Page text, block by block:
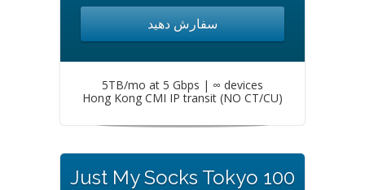
سفارش دهید
5TB/mo at 5 Gbps | ∞ devices
Hong Kong CMI IP transit (NO CT/CU)
Just My Socks Tokyo 100